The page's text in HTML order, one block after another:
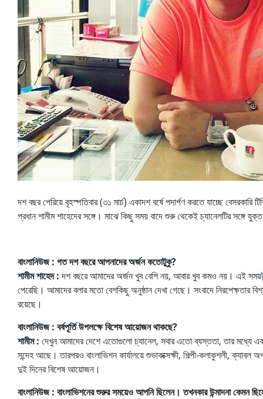
দশ বছর পেরিয়ে বৃহস্পতিবার (৩১ মার্চ) একাদশ বর্ষে পদার্পণ করতে যাচ্ছে
প্রধান শামীম শাহেদের সঙ্গে। মাঝে কিছু সময় বাদে শুরু থেকেই চ্যানেলটির সঙ্গে
বাংলানিউজ : গত দশ বছরে আপনাদের অর্জন কতোটুকু?
শামীম শাহেদ :দশ বছরে আমাদের অর্জন খুব বেশি নয়, আবার খুব কমও নয়। এই
পেরেছি। আমাদের বলার মতো বেশকিছু অনুষ্ঠান দেখা গেছে। সংবাদে নিরপেক্ষতার
রয়েছে।
বাংলানিউজ : বর্ষপূর্তি উপলক্ষে বিশেষ আয়োজন থাকছে?
শামীম : দেখুন আমাদের দেশে এতোগুলো চ্যানেল, সবার এতো ব্যস্ততা, তার মধ্যে
সন্দেহ আছে। তারপরও বাংলাভিশন কার্যালয়ে শুভাকাক্সক্ষী, শিল্পী-কলাকুশলী, ক্যাবল
দুই দিনের বিশেষ আয়োজন।
বাংলানিউজ : বাংলাভিশনের শুরুর সময়েও আপনি ছিলেন। তখনকার উন্মাদনা কেমন